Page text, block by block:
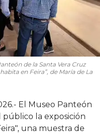
de la Santa Vera Cruz
en Feira”, de María de La
El Museo Panteón
público la exposición
una muestra de